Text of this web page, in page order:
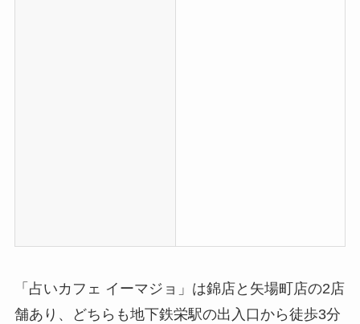
「占いカフェ イーマジョ」は錦店と矢場町店の2店
舗あり、どちらも地下鉄栄駅の出入口から徒歩3分